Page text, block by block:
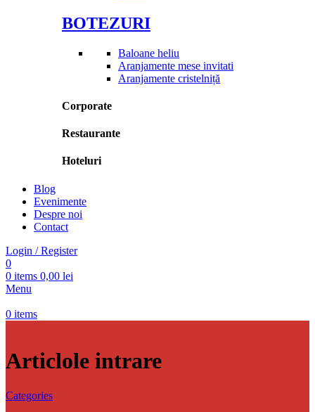
BOTEZURI
Baloane heliu
Aranjamente mese invitati
Aranjamente cristelniță
Corporate
Restaurante
Hoteluri
Blog
Evenimente
Despre noi
Contact
Login / Register
0
0 items 0,00 lei
Menu
0 items
Articlole intrare
Categories